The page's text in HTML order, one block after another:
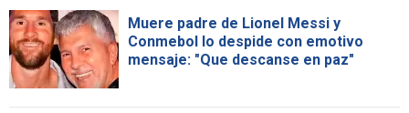
Muere padre de Lionel Messi y
Conmebol lo despide con emotivo
mensaje: "Que descanse en paz"